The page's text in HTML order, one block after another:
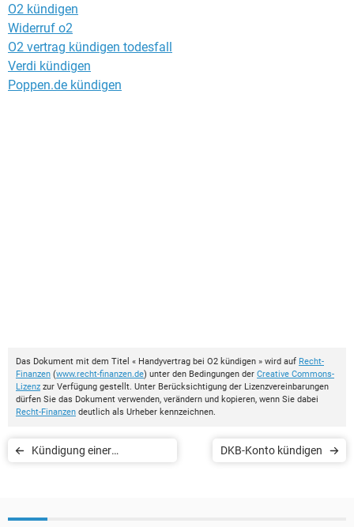
O2 kündigen
Widerruf o2
O2 vertrag kündigen todesfall
Verdi kündigen
Poppen.de kündigen
Das Dokument mit dem Titel « Handyvertrag bei O2 kündigen » wird auf Recht-
Finanzen (www.recht-finanzen.de) unter den Bedingungen der Creative Commons-
Lizenz zur Verfügung gestellt. Unter Berücksichtigung der Lizenzvereinbarungen
dürfen Sie das Dokument verwenden, verändern und kopieren, wenn Sie dabei
Recht-Finanzen deutlich als Urheber kennzeichnen.
Kündigung einer
DKB-Konto kündigen